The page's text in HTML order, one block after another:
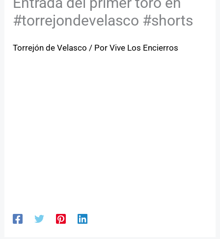
#torrejondevelasco #shorts
Torrejón de Velasco / PorVive Los Encierros